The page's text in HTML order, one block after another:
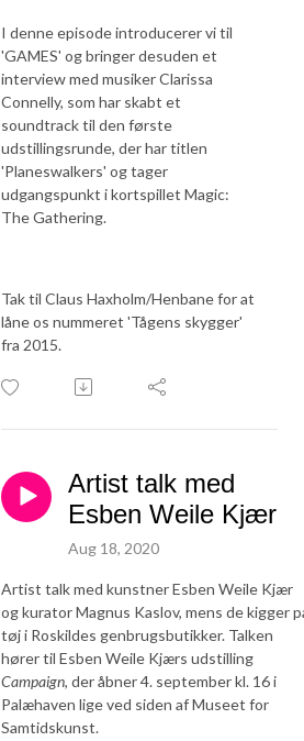
I denne episode introducerer vi til
'GAMES' og bringer desuden et
interview med musiker Clarissa
Connelly, som har skabt et
soundtrack til den første
udstillingsrunde, der har titlen
'Planeswalkers' og tager
udgangspunkt i kortspillet Magic:
The Gathering.
Tak til Claus Haxholm/Henbane for at
låne os nummeret 'Tågens skygger'
fra 2015.
Artist talk med
Esben Weile Kjær
Aug 18, 2020
Artist talk med kunstner Esben Weile Kjær
og kurator Magnus Kaslov, mens de kigger
tøj i Roskildes genbrugsbutikker. Talken
hører til Esben Weile Kjærs udstilling
Campaign, der åbner 4. september kl. 16 i
Palæhaven lige ved siden af Museet for
Samtidskunst.